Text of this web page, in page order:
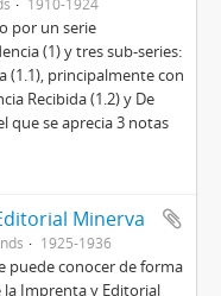
por un serie
(1) y tres sub-series:
(1.1), principalmente con
Recibida (1.2) y De
que se aprecia 3 notas
Minerva
1925-1936
puede conocer de forma
la Imprenta y Editorial